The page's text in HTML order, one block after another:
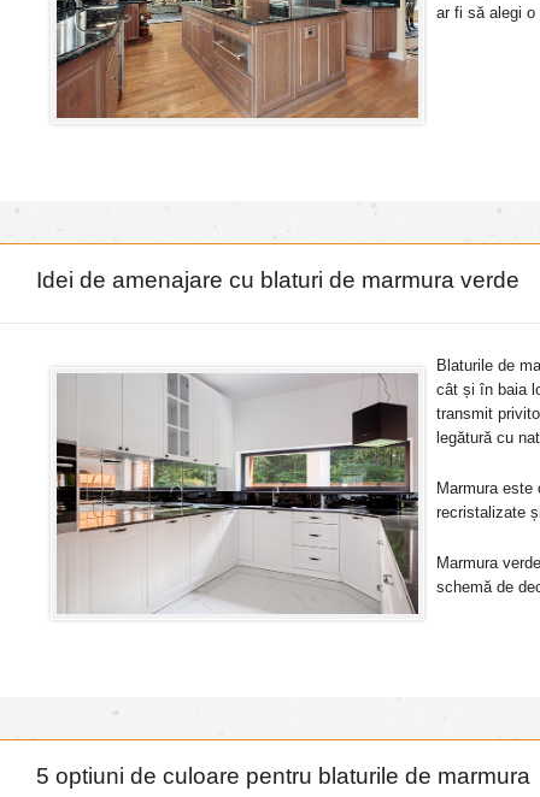
ar fi să alegi o
Idei de amenajare cu blaturi de marmura verde
Blaturile de
cât și în baia
transmit
legătură cu
Marmura
recristalizate
Marmura
schemă de
5 optiuni de culoare pentru blaturile de marmura